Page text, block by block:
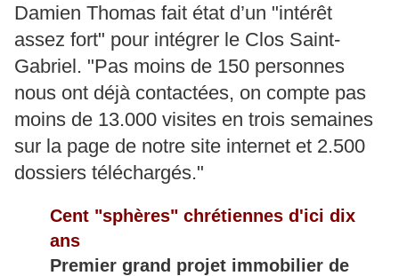
Damien Thomas fait état d’un "intérêt
assez fort" pour intégrer le Clos Saint-
Gabriel. "Pas moins de 150 personnes
nous ont déjà contactées, on compte pas
moins de 13.000 visites en trois semaines
sur la page de notre site internet et 2.500
dossiers téléchargés."
Cent "sphères" chrétiennes d'ici dix
ans
Premier grand projet immobilier de